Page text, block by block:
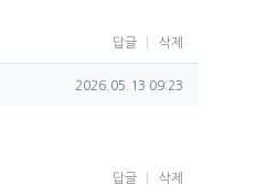
답글 삭제
작성일
2026.05.13 09:23
답글 삭제